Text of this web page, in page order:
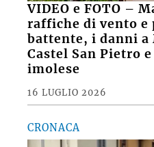
VIDEO e FOTO –
raffiche di vento e
battente, i danni a
Castel San Pietro
imolese
16 LUGLIO 2026
CRONACA